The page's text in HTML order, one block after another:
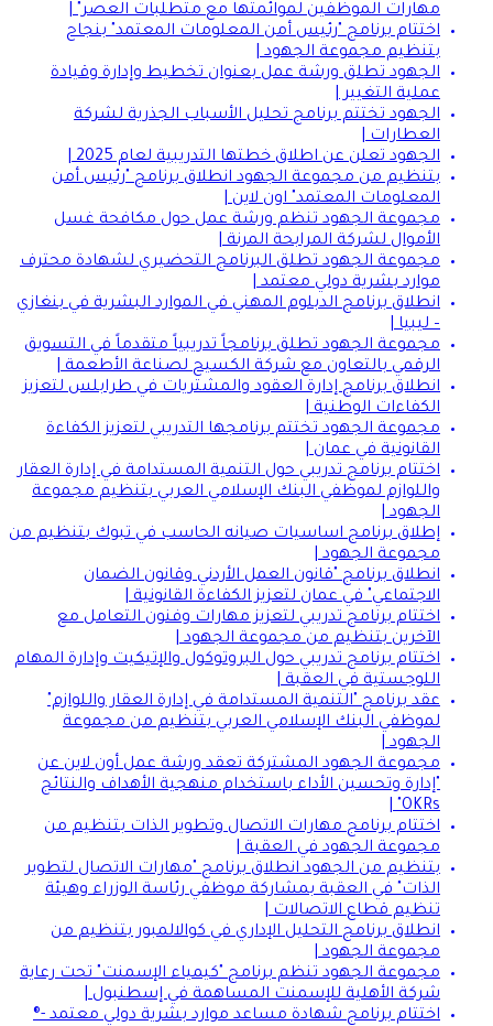
مهارات الموظفين لموائمتها مع متطلبات العصر" |
اختتام برنامج "رئيس أمن المعلومات المعتمد" بنجاح
بتنظيم مجموعة الجهود |
الجهود تطلق ورشة عمل بعنوان تخطيط وإدارة وقيادة
عملية التغيير |
الجهود تختتم برنامج تحليل الأسباب الجذرية لشركة
العطارات |
الجهود تعلن عن اطلاق خطتها التدريبية لعام 2025 |
بتنظيم من مجموعة الجهود انطلاق برنامج "رئيس أمن
المعلومات المعتمد" اون لاين |
مجموعة الجهود تنظم ورشة عمل حول مكافحة غسل
الأموال لشركة المرابحة المرنة |
مجموعة الجهود تطلق البرنامج التحضيري لشهادة محترف
موارد بشرية دولي معتمد |
انطلاق برنامج الدبلوم المهني في الموارد البشرية في بنغازي
– ليبيا |
مجموعة الجهود تطلق برنامجاً تدريبياً متقدماً في التسويق
الرقمي بالتعاون مع شركة الكسيح لصناعة الأطعمة |
انطلاق برنامج إدارة العقود والمشتريات في طرابلس لتعزيز
الكفاءات الوطنية |
مجموعة الجهود تختتم برنامجها التدريبي لتعزيز الكفاءة
القانونية في عمان |
اختتام برنامج تدريبي حول التنمية المستدامة في إدارة العقار
واللوازم لموظفي البنك الإسلامي العربي بتنظيم مجموعة
الجهود |
إطلاق برنامج اساسيات صيانه الحاسب في تبوك بتنظيم من
مجموعة الجهود |
انطلاق برنامج "قانون العمل الأردني وقانون الضمان
الاجتماعي" في عمان لتعزيز الكفاءة القانونية |
اختتام برنامج تدريبي لتعزيز مهارات وفنون التعامل مع
الآخرين بتنظيم من مجموعة الجهود |
اختتام برنامج تدريبي حول البروتوكول والإتيكيت وإدارة المهام
اللوجستية في العقبة |
عقد برنامج "التنمية المستدامة في إدارة العقار واللوازم"
لموظفي البنك الإسلامي العربي بتنظيم من مجموعة
الجهود |
مجموعة الجهود المشتركة تعقد ورشة عمل أون لاين عن
"إدارة وتحسين الأداء باستخدام منهجية الأهداف والنتائج
OKRs" |
اختتام برنامج مهارات الاتصال وتطوير الذات بتنظيم من
مجموعة الجهود في العقبة |
بتنظيم من الجهود انطلاق برنامج "مهارات الاتصال لتطوير
الذات" في العقبة بمشاركة موظفي رئاسة الوزراء وهيئة
تنظيم قطاع الاتصالات |
انطلاق برنامج التحليل الإداري في كوالالمبور بتنظيم من
مجموعة الجهود |
مجموعة الجهود تنظم برنامج "كيمياء الإسمنت" تحت رعاية
شركة الأهلية للإسمنت المساهمة في إسطنبول |
اختتام برنامج شهادة مساعد موارد بشرية دولي معتمد -®